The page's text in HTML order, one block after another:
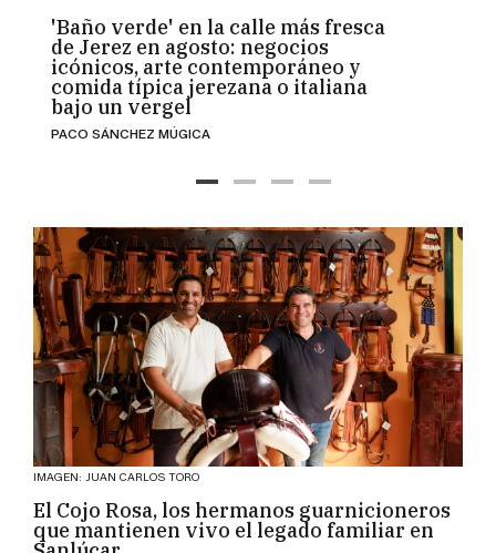
'Baño verde' en la calle más fresca
de Jerez en agosto: negocios
icónicos, arte contemporáneo y
comida típica jerezana o italiana
bajo un vergel
PACO SÁNCHEZ MÚGICA
IMAGEN: JUAN CARLOS TORO
El Cojo Rosa, los hermanos guarnicioneros
que mantienen vivo el legado familiar en
Sanlúcar